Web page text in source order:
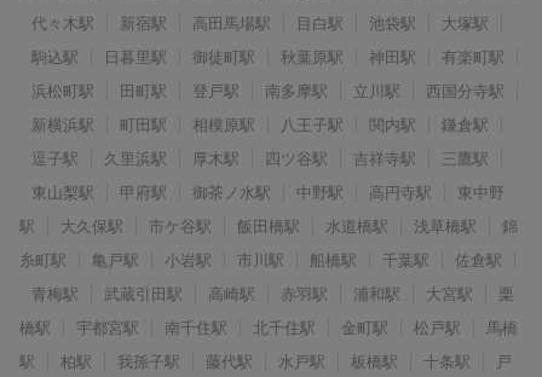
代々木駅
新宿駅 高田馬場駅 目白駅 池袋駅
大塚駅
駒込駅
日暮里駅 御徒町駅 秋葉原駅 神田駅
有楽町駅
浜松町駅
田町駅 登戸駅 南多摩駅 立川駅
西国分寺駅
新横浜駅
町田駅 相模原駅 八王子駅 関内駅
鎌倉駅
逗子駅
久里浜駅 厚木駅 四ツ谷駅 吉祥寺駅
三鷹駅
東山梨駅
甲府駅 御茶ノ水駅 中野駅 高円寺駅
東中野
駅
大久保駅 市ケ谷駅 飯田橋駅 水道橋駅 浅草橋駅
錦
糸町駅
亀戸駅 小岩駅 市川駅 船橋駅 千葉駅
佐倉駅
青梅駅
武蔵引田駅 高崎駅 赤羽駅 浦和駅 大宮駅
栗
橋駅
宇都宮駅 南千住駅 北千住駅 金町駅 松戸駅
馬橋
駅
柏駅 我孫子駅 藤代駅 水戸駅 板橋駅 十条駅
戸